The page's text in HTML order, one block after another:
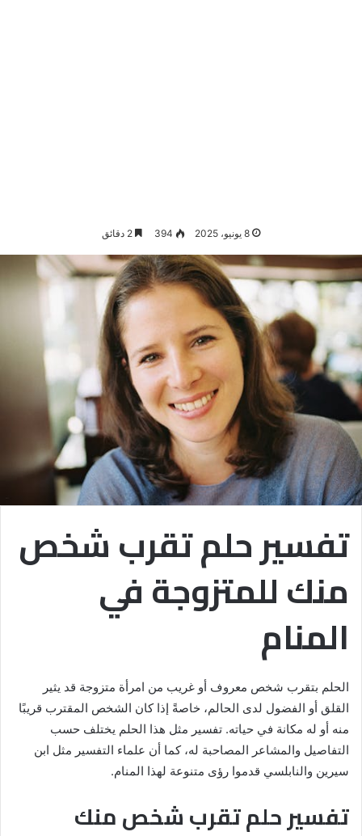
8 يونيو، 2025 394
تفسير حلم تقرب شخص
منك للمتزوجة في
المنام
الحلم بتقرب شخص معروف أو غريب من امرأة متزوجة قد يثير
القلق أو الفضول لدى الحالم، خاصةً إذا كان الشخص المقترب قريبًا
منه أو له مكانة في حياته. تفسير مثل هذا الحلم يختلف حسب
التفاصيل والمشاعر المصاحبة له، كما أن علماء التفسير مثل ابن
سيرين والنابلسي قدموا رؤى متنوعة لهذا المنام.
تفسير حلم تقرب شخص منك